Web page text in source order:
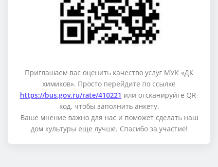
Приглашаем вас оценить качество услуг МУК «ДК
химиков». Просто перейдите по ссылке
https://bus.gov.ru/rate/410221 или отсканируйте QR-
код, чтобы заполнить анкету.
Ваше мнение важно для нас и поможет сделать наш
дом культуры еще лучше. Спасибо за участие!